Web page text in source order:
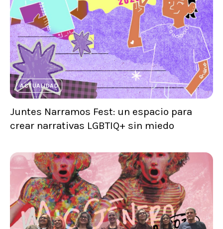
ACTUALIDAD
Juntes Narramos Fest: un espacio para
crear narrativas LGBTIQ+ sin miedo